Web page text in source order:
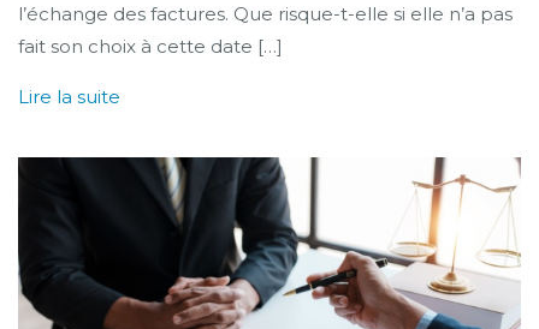
l’échange des factures. Que risque-t-elle si elle n’a pas
fait son choix à cette date […]
Lire la suite